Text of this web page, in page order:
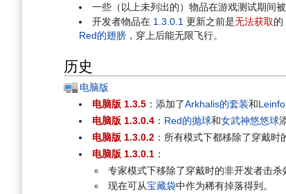
一些（以上未列出的）物品在游戏测试期间
开发者物品在 1.3.0.1 更新之前是无法获取的
Red的翅膀 ，穿上后能无限飞行。
历史
电脑版
电脑版 1.3.5 ：添加了Arkhalis的套装和
电脑版 1.3.0.4 ： Red的抛球和女武神悠悠球
电脑版 1.3.0.2 ：所有模式下都移除了穿戴时
电脑版 1.3.0.1 ：
专家模式下移除了穿戴时的非开发者击杀
现在可从宝藏袋中作为稀有掉落得到。